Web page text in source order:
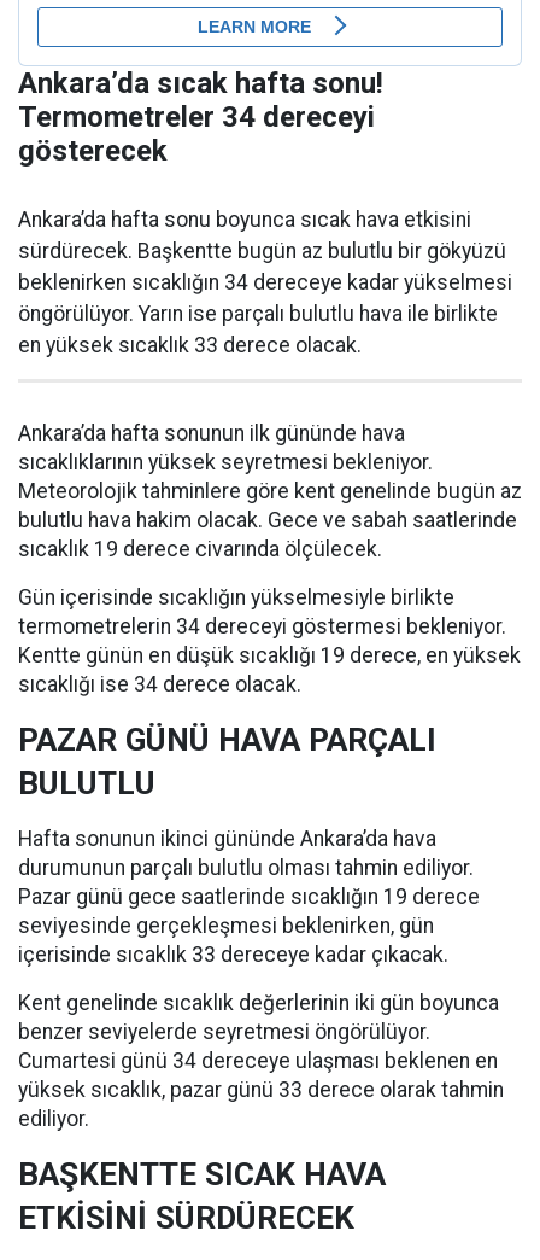
Ankara’da sıcak hafta sonu!
Termometreler 34 dereceyi
gösterecek
Ankara’da hafta sonu boyunca sıcak hava etkisini
sürdürecek. Başkentte bugün az bulutlu bir gökyüzü
beklenirken sıcaklığın 34 dereceye kadar yükselmesi
öngörülüyor. Yarın ise parçalı bulutlu hava ile birlikte
en yüksek sıcaklık 33 derece olacak.
Ankara’da hafta sonunun ilk gününde hava
sıcaklıklarının yüksek seyretmesi bekleniyor.
Meteorolojik tahminlere göre kent genelinde bugün az
bulutlu hava hakim olacak. Gece ve sabah saatlerinde
sıcaklık 19 derece civarında ölçülecek.
Gün içerisinde sıcaklığın yükselmesiyle birlikte
termometrelerin 34 dereceyi göstermesi bekleniyor.
Kentte günün en düşük sıcaklığı 19 derece, en yüksek
sıcaklığı ise 34 derece olacak.
PAZAR GÜNÜ HAVA PARÇALI
BULUTLU
Hafta sonunun ikinci gününde Ankara’da hava
durumunun parçalı bulutlu olması tahmin ediliyor.
Pazar günü gece saatlerinde sıcaklığın 19 derece
seviyesinde gerçekleşmesi beklenirken, gün
içerisinde sıcaklık 33 dereceye kadar çıkacak.
Kent genelinde sıcaklık değerlerinin iki gün boyunca
benzer seviyelerde seyretmesi öngörülüyor.
Cumartesi günü 34 dereceye ulaşması beklenen en
yüksek sıcaklık, pazar günü 33 derece olarak tahmin
ediliyor.
BAŞKENTTE SICAK HAVA
ETKİSİNİ SÜRDÜRECEK